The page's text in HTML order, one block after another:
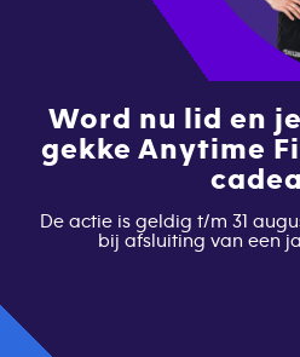
Word nu lid en
gekke Anytime
De actie is geldig t/m 31
bij afsluiting van een